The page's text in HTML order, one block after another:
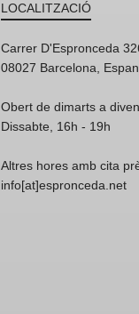
LOCALITZACIÓ
Carrer D'Espronceda
08027 Barcelona,
Obert de dimarts a
Dissabte, 16h - 19h
Altres hores amb cita
info[at]espronceda.net